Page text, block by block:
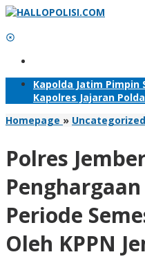
Lewati
konten
Kapolda Jatim
Kapolres Jajaran
Homepage » Uncategorized
Polres
Periode
Oleh KPPN